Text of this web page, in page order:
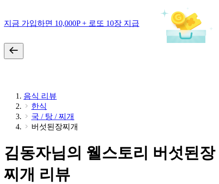
지금 가입하면 10,000P + 로또 10장 지급
음식 리뷰
한식
국 / 탕 / 찌개
버섯된장찌개
김동자님의 웰스토리 버섯된장
찌개 리뷰